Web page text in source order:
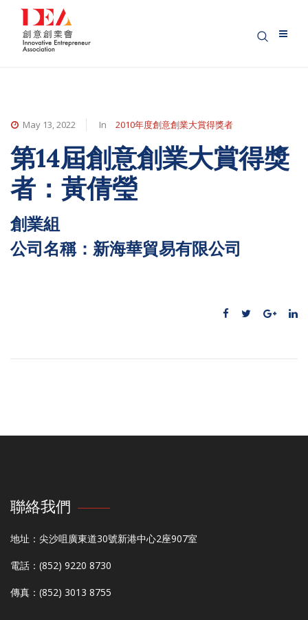
May 13, 2022 In 2010年度創意創業大賞得獎者
第14屆創意創業大賞得獎
者：黃倩瑩
創業組
公司名稱：新海華貿易有限公司
聯絡我們
地址：尖沙咀廣東道30號新港中心2座907室
電話：(852) 9220 8730
傳真：(852) 3013 8755